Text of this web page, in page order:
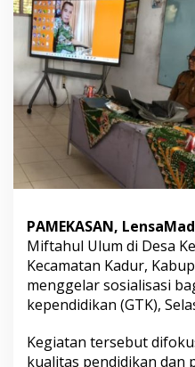
t
a
h
u
l
u
m
r
g
e
n
a
T
e
g
a
PAMEKASAN,
Miftahul Ulum di Desa
Kecamatan Kadur,
menggelar sosialisasi
kependidikan (GTK),
Kegiatan tersebut
kualitas pendidikan dan